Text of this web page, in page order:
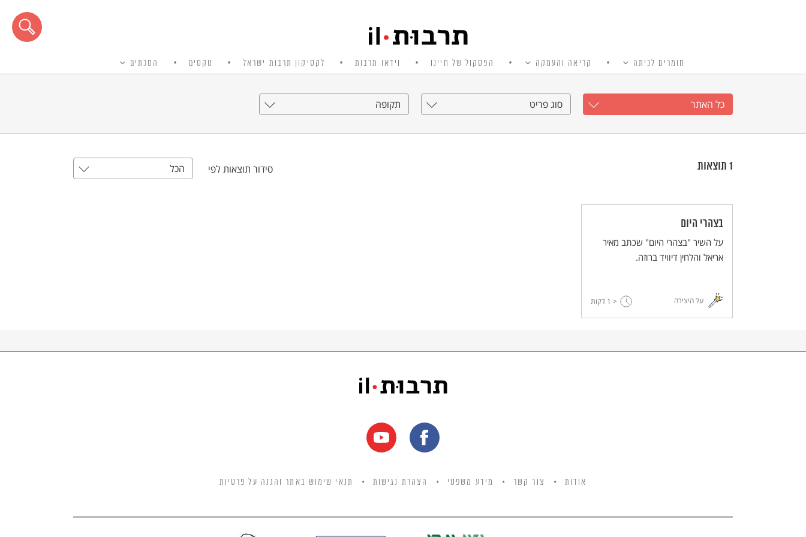
חומרים לכיתה קריאה והעמקה הפסקול של חיינו וידאו תרבות לקסיקון תרבות ישראל טקסים הסכתים
כל האתר סוג פריט תקופה
1 תוצאות סידור תוצאות לפי הכל
בצהרי היום
על השיר "בצהרי היום" שכתב מאיר
אריאל והלחין דיוויד ברוזה.
על היצירה < 1 דקות
אודות צור קשר מידע משפטי הצהרת נגישות תנאי שימוש באתר והגנה על פרטיות